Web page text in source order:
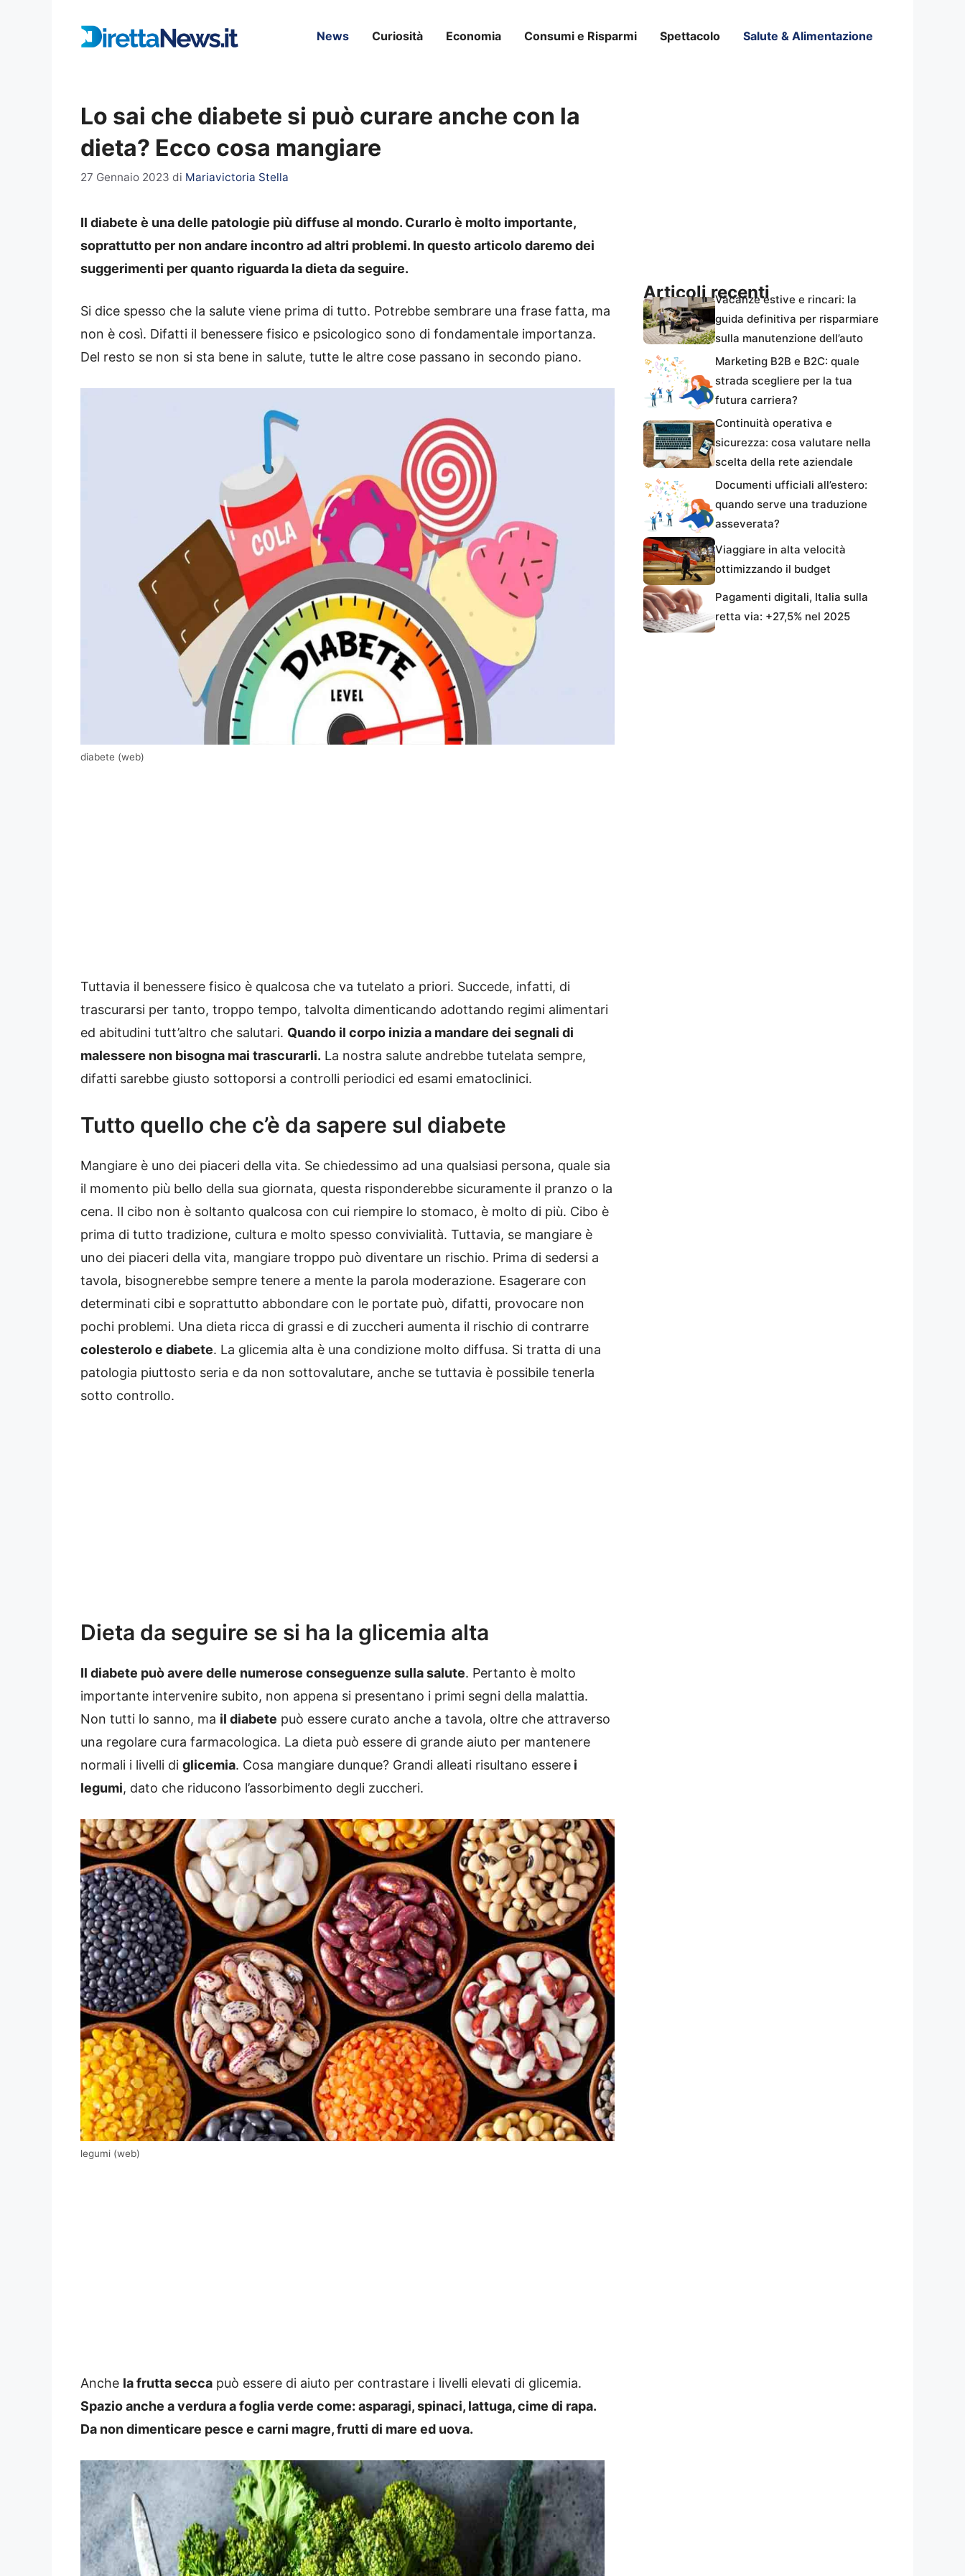
News Curiosità Economia Consumi e Risparmi Spettacolo Salute & Alimentazione
Lo sai che diabete si può curare anche con la
dieta? Ecco cosa mangiare
27 Gennaio 2023 di Mariavictoria Stella
Il diabete è una delle patologie più diffuse al mondo. Curarlo è molto importante,
soprattutto per non andare incontro ad altri problemi. In questo articolo daremo dei
suggerimenti per quanto riguarda la dieta da seguire.
Si dice spesso che la salute viene prima di tutto. Potrebbe sembrare una frase fatta, ma
non è così. Difatti il benessere fisico e psicologico sono di fondamentale importanza.
Del resto se non si sta bene in salute, tutte le altre cose passano in secondo piano.
diabete (web)
Tuttavia il benessere fisico è qualcosa che va tutelato a priori. Succede, infatti, di
trascurarsi per tanto, troppo tempo, talvolta dimenticando adottando regimi alimentari
ed abitudini tutt’altro che salutari. Quando il corpo inizia a mandare dei segnali di
malessere non bisogna mai trascurarli. La nostra salute andrebbe tutelata sempre,
difatti sarebbe giusto sottoporsi a controlli periodici ed esami ematoclinici.
Tutto quello che c’è da sapere sul diabete
Mangiare è uno dei piaceri della vita. Se chiedessimo ad una qualsiasi persona, quale sia
il momento più bello della sua giornata, questa risponderebbe sicuramente il pranzo o la
cena. Il cibo non è soltanto qualcosa con cui riempire lo stomaco, è molto di più. Cibo è
prima di tutto tradizione, cultura e molto spesso convivialità. Tuttavia, se mangiare è
uno dei piaceri della vita, mangiare troppo può diventare un rischio. Prima di sedersi a
tavola, bisognerebbe sempre tenere a mente la parola moderazione. Esagerare con
determinati cibi e soprattutto abbondare con le portate può, difatti, provocare non
pochi problemi. Una dieta ricca di grassi e di zuccheri aumenta il rischio di contrarre
colesterolo e diabete. La glicemia alta è una condizione molto diffusa. Si tratta di una
patologia piuttosto seria e da non sottovalutare, anche se tuttavia è possibile tenerla
sotto controllo.
Dieta da seguire se si ha la glicemia alta
Il diabete può avere delle numerose conseguenze sulla salute. Pertanto è molto
importante intervenire subito, non appena si presentano i primi segni della malattia.
Non tutti lo sanno, ma il diabete può essere curato anche a tavola, oltre che attraverso
una regolare cura farmacologica. La dieta può essere di grande aiuto per mantenere
normali i livelli di glicemia. Cosa mangiare dunque? Grandi alleati risultano essere i
legumi, dato che riducono l’assorbimento degli zuccheri.
legumi (web)
Anche la frutta secca può essere di aiuto per contrastare i livelli elevati di glicemia.
Spazio anche a verdura a foglia verde come: asparagi, spinaci, lattuga, cime di rapa.
Da non dimenticare pesce e carni magre, frutti di mare ed uova.
Articoli recentiVacanze estive e rincari: la
guida definitiva per risparmiare
sulla manutenzione dell’auto
Marketing B2B e B2C: quale
strada scegliere per la tua
futura carriera?
Continuità operativa e
sicurezza: cosa valutare nella
scelta della rete aziendale
Documenti ufficiali all’estero:
quando serve una traduzione
asseverata?
Viaggiare in alta velocità
ottimizzando il budget
Pagamenti digitali, Italia sulla
retta via: +27,5% nel 2025